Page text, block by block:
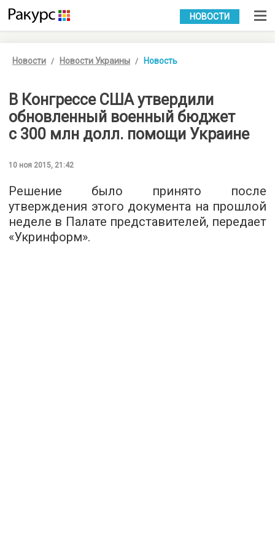
УКР РУС
НОВОСТИ
Новости Новости Украины Новость
В Конгрессе США утвердили
обновленный военный бюджет
с 300 млн долл. помощи Украине
10 ноя 2015, 21:42
Решение было принято после
утверждения этого документа на прошлой
неделе в Палате представителей, передает
«Укринформ».